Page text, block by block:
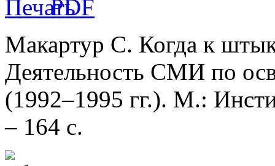
Макартур С. Когда к
Деятельность СМИ по
(1992–1995 гг.). М.:
– 164 с.